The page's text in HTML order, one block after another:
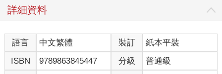
詳細資料
語言 中文繁體 裝訂
紙本平裝
ISBN
9789863845447 分級 普通級